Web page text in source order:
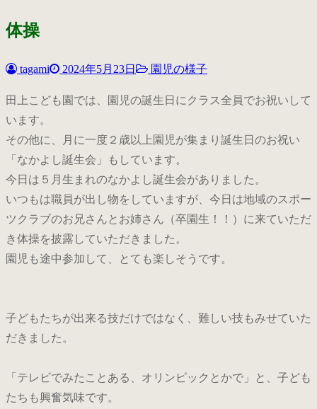
体操
tagami 2024年5月23日 園児の様子
田上こども園では、園児の誕生日にクラス全員でお祝いして
います。
その他に、月に一度２歳以上園児が集まり誕生日のお祝い
「なかよし誕生会」もしています。
今日は５月生まれのなかよし誕生会がありました。
いつもは職員が出し物をしていますが、今日は地域のスポー
ツクラブのお兄さんとお姉さん（卒園生！！）に来ていただ
き体操を披露していただきました。
園児も途中参加して、とても楽しそうです。
子どもたちが出来る技だけではなく、難しい技もみせていた
だきました。
「テレビでみたことある、オリンピックとかで」と、子ども
たちも興奮気味です。